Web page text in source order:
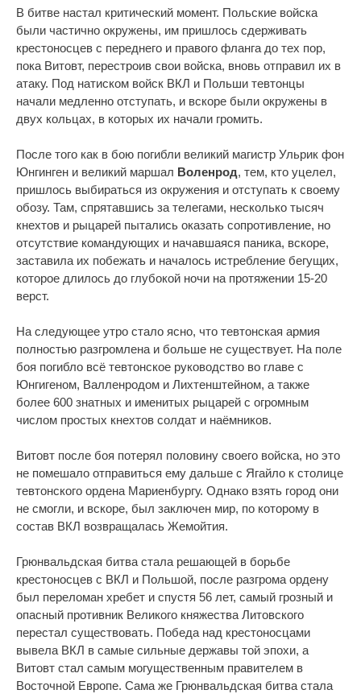
В битве настал критический момент. Польские войска
были частично окружены, им пришлось сдерживать
крестоносцев с переднего и правого фланга до тех пор,
пока Витовт, перестроив свои войска, вновь отправил их в
атаку. Под натиском войск ВКЛ и Польши тевтонцы
начали медленно отступать, и вскоре были окружены в
двух кольцах, в которых их начали громить.
После того как в бою погибли великий магистр Ульрик фон
Юнгинген и великий маршал Воленрод, тем, кто уцелел,
пришлось выбираться из окружения и отступать к своему
обозу. Там, спрятавшись за телегами, несколько тысяч
кнехтов и рыцарей пытались оказать сопротивление, но
отсутствие командующих и начавшаяся паника, вскоре,
заставила их побежать и началось истребление бегущих,
которое длилось до глубокой ночи на протяжении 15-20
верст.
На следующее утро стало ясно, что тевтонская армия
полностью разгромлена и больше не существует. На поле
боя погибло всё тевтонское руководство во главе с
Юнгигеном, Валленродом и Лихтенштейном, а также
более 600 знатных и именитых рыцарей с огромным
числом простых кнехтов солдат и наёмников.
Витовт после боя потерял половину своего войска, но это
не помешало отправиться ему дальше с Ягайло к столице
тевтонского ордена Мариенбургу. Однако взять город они
не смогли, и вскоре, был заключен мир, по которому в
состав ВКЛ возвращалась Жемойтия.
Грюнвальдская битва стала решающей в борьбе
крестоносцев с ВКЛ и Польшой, после разгрома ордену
был переломан хребет и спустя 56 лет, самый грозный и
опасный противник Великого княжества Литовского
перестал существовать. Победа над крестоносцами
вывела ВКЛ в самые сильные державы той эпохи, а
Витовт стал самым могущественным правителем в
Восточной Европе. Сама же Грюнвальдская битва стала